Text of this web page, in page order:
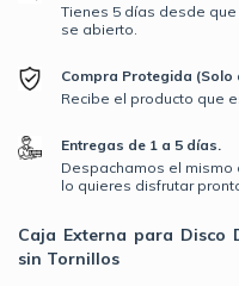
Tienes 5 días desde
se abierto.
Compra Protegida
Recibe el producto que
Entregas de 1 a 5 días.
Despachamos el
lo quieres disfrutar
Caja Externa para Disco
sin Tornillos